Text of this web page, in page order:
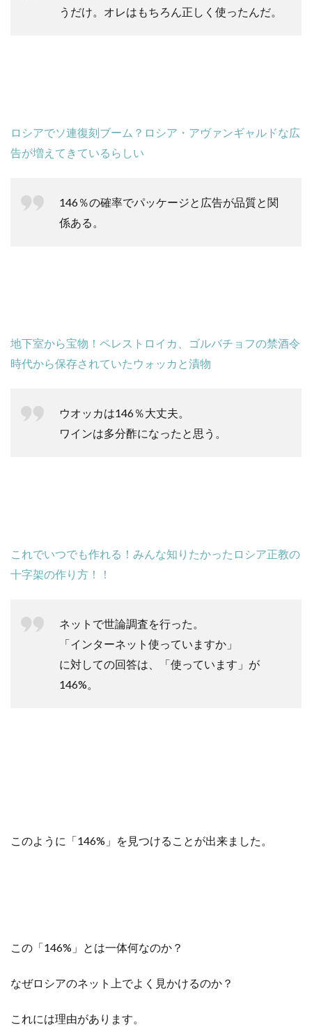
うだけ。オレはもちろん正しく使ったんだ。
ロシアでソ連復刻ブーム？ロシア・アヴァンギャルドな広
告が増えてきているらしい
146％の確率でパッケージと広告が品質と関
係ある。
地下室から宝物！ペレストロイカ、ゴルバチョフの禁酒令
時代から保存されていたウォッカと漬物
ウオッカは146％大丈夫。
ワインは多分酢になったと思う。
これでいつでも作れる！みんな知りたかったロシア正教の
十字架の作り方！！
ネットで世論調査を行った。
「インターネット使っていますか」
に対しての回答は、「使っています」が
146%。
このように「146%」を見つけることが出来ました。
この「146%」とは一体何なのか？
なぜロシアのネット上でよく見かけるのか？
これには理由があります。